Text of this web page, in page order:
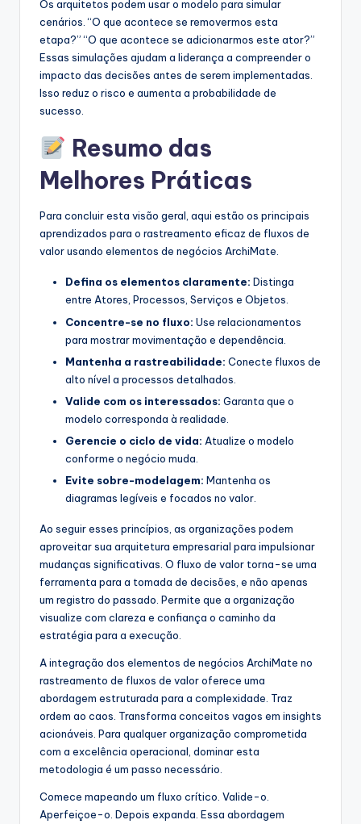
Os arquitetos podem usar o modelo para simular
cenários. “O que acontece se removermos esta
etapa?” “O que acontece se adicionarmos este ator?”
Essas simulações ajudam a liderança a compreender o
impacto das decisões antes de serem implementadas.
Isso reduz o risco e aumenta a probabilidade de
sucesso.
Resumo das
Melhores Práticas
Para concluir esta visão geral, aqui estão os principais
aprendizados para o rastreamento eficaz de fluxos de
valor usando elementos de negócios ArchiMate.
Defina os elementos claramente: Distinga
entre Atores, Processos, Serviços e Objetos.
Concentre-se no fluxo: Use relacionamentos
para mostrar movimentação e dependência.
Mantenha a rastreabilidade: Conecte fluxos de
alto nível a processos detalhados.
Valide com os interessados: Garanta que o
modelo corresponda à realidade.
Gerencie o ciclo de vida: Atualize o modelo
conforme o negócio muda.
Evite sobre-modelagem: Mantenha os
diagramas legíveis e focados no valor.
Ao seguir esses princípios, as organizações podem
aproveitar sua arquitetura empresarial para impulsionar
mudanças significativas. O fluxo de valor torna-se uma
ferramenta para a tomada de decisões, e não apenas
um registro do passado. Permite que a organização
visualize com clareza e confiança o caminho da
estratégia para a execução.
A integração dos elementos de negócios ArchiMate no
rastreamento de fluxos de valor oferece uma
abordagem estruturada para a complexidade. Traz
ordem ao caos. Transforma conceitos vagos em insights
acionáveis. Para qualquer organização comprometida
com a excelência operacional, dominar esta
metodologia é um passo necessário.
Comece mapeando um fluxo crítico. Valide-o.
Aperfeiçoe-o. Depois expanda. Essa abordagem